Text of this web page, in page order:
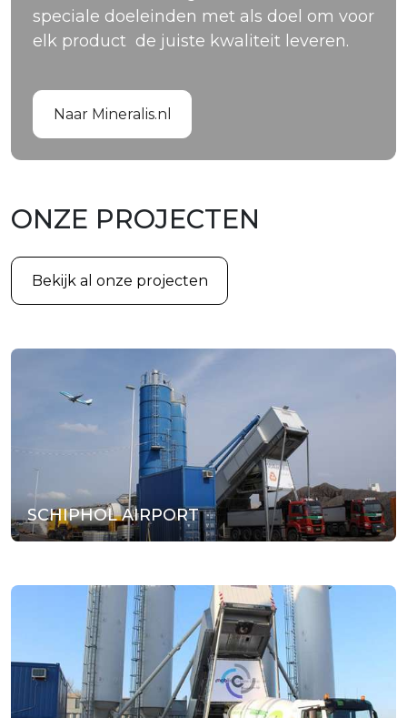
speciale doeleinden met als doel om voor
elk product de juiste kwaliteit leveren.
Naar Mineralis.nl
ONZE PROJECTEN
Bekijk al onze projecten
SCHIPHOL AIRPORT